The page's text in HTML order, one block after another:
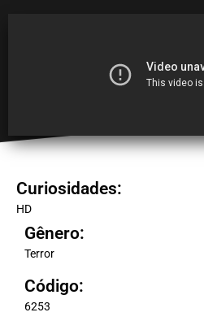
Curiosidades:
HD
Gênero:
Terror
Código:
6253